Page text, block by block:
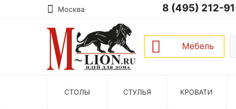
Москва 8 (495) 212-
Мебель
СТОЛЫ СТУЛЬЯ КРОВАТИ